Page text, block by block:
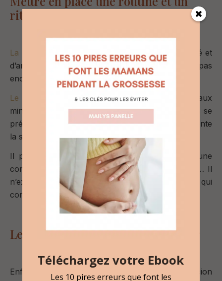
rituel de coucher
La routine
permet à bébé de se sentir en sécurité et
d’anticiper les étapes de la journée, même s’il n’a pas
encore la notion du temps.
Le rituel du coucher, quant à lui, correspond aux
minutes qui précèdent le sommeil et aide bébé à se
préparer à la séparation temporaire que représente
la sieste ou la nuit.
Il peut inclure une tétée, une musique douce, une
comptine, des mots rassurants, des bercements… Il
n’existe pas de rituel parfait : le bon rituel est celui qui
convient à votre bébé et à votre famille.
Le besoin de succion pour s’apaiser
Enfin, certains bébés ont un besoin de succion
Téléchargez votre Ebook
Les 10 pires erreurs que font les